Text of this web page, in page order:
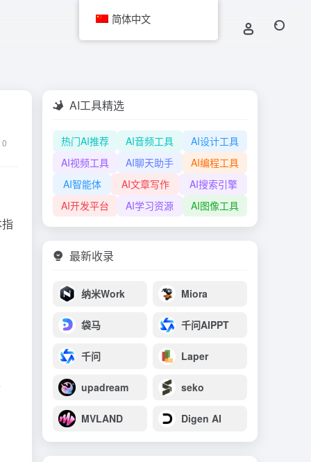
0
AI工具精选
热门AI推荐 AI音频工具
AI设计工具
AI视频工具
AI聊天助手
AI编程工具
AI智能体
AI文章写作
AI搜索引擎
AI开发平台
AI学习资源 AI图像工具
最新收录
纳米Work Miora
袋马 千问AIPPT
千问 Laper
upadream seko
MVLAND Digen AI
简体中文